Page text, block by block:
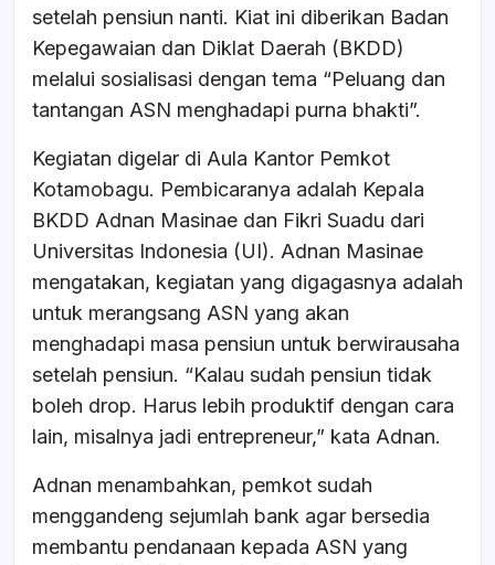
setelah pensiun nanti. Kiat ini diberikan Badan
Kepegawaian dan Diklat Daerah (BKDD)
melalui sosialisasi dengan tema “Peluang dan
tantangan ASN menghadapi purna bhakti”.
Kegiatan digelar di Aula Kantor Pemkot
Kotamobagu. Pembicaranya adalah Kepala
BKDD Adnan Masinae dan Fikri Suadu dari
Universitas Indonesia (UI). Adnan Masinae
mengatakan, kegiatan yang digagasnya adalah
untuk merangsang ASN yang akan
menghadapi masa pensiun untuk berwirausaha
setelah pensiun. “Kalau sudah pensiun tidak
boleh drop. Harus lebih produktif dengan cara
lain, misalnya jadi entrepreneur,” kata Adnan.
Adnan menambahkan, pemkot sudah
menggandeng sejumlah bank agar bersedia
membantu pendanaan kepada ASN yang